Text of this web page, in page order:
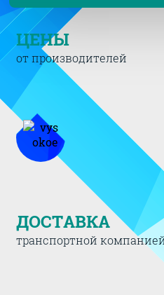
ЦЕНЫ
от производителей
ДОСТАВКА
транспортной